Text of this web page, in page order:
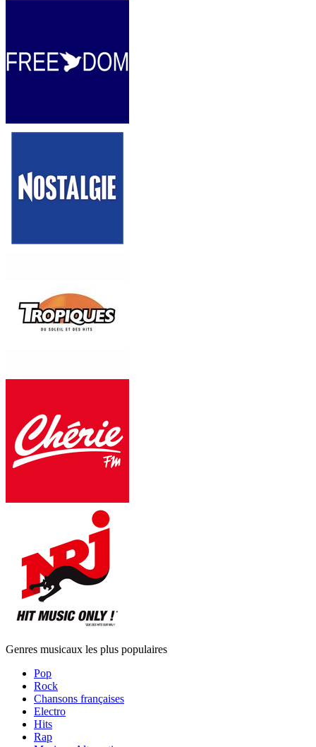
Genres musicaux les plus populaires
Pop
Rock
Chansons françaises
Electro
Hits
Rap